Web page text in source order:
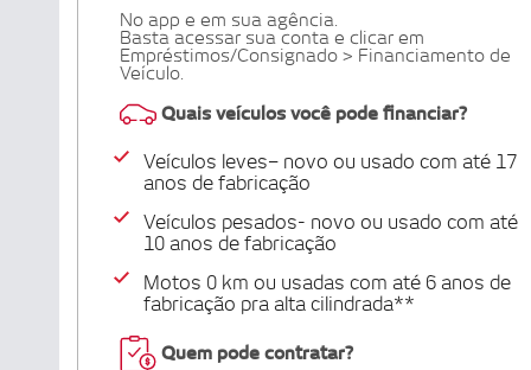
No app e em sua agência.
Basta acessar sua conta e clicar em
Empréstimos/Consignado > Financiamento de
Veículo.
Quais veículos você pode financiar?
Veículos leves– novo ou usado com até 17
anos de fabricação
Veículos pesados- novo ou usado com até
10 anos de fabricação
Motos 0 km ou usadas com até 6 anos de
fabricação pra alta cilindrada**
Quem pode contratar?